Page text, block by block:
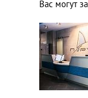
Вас могут